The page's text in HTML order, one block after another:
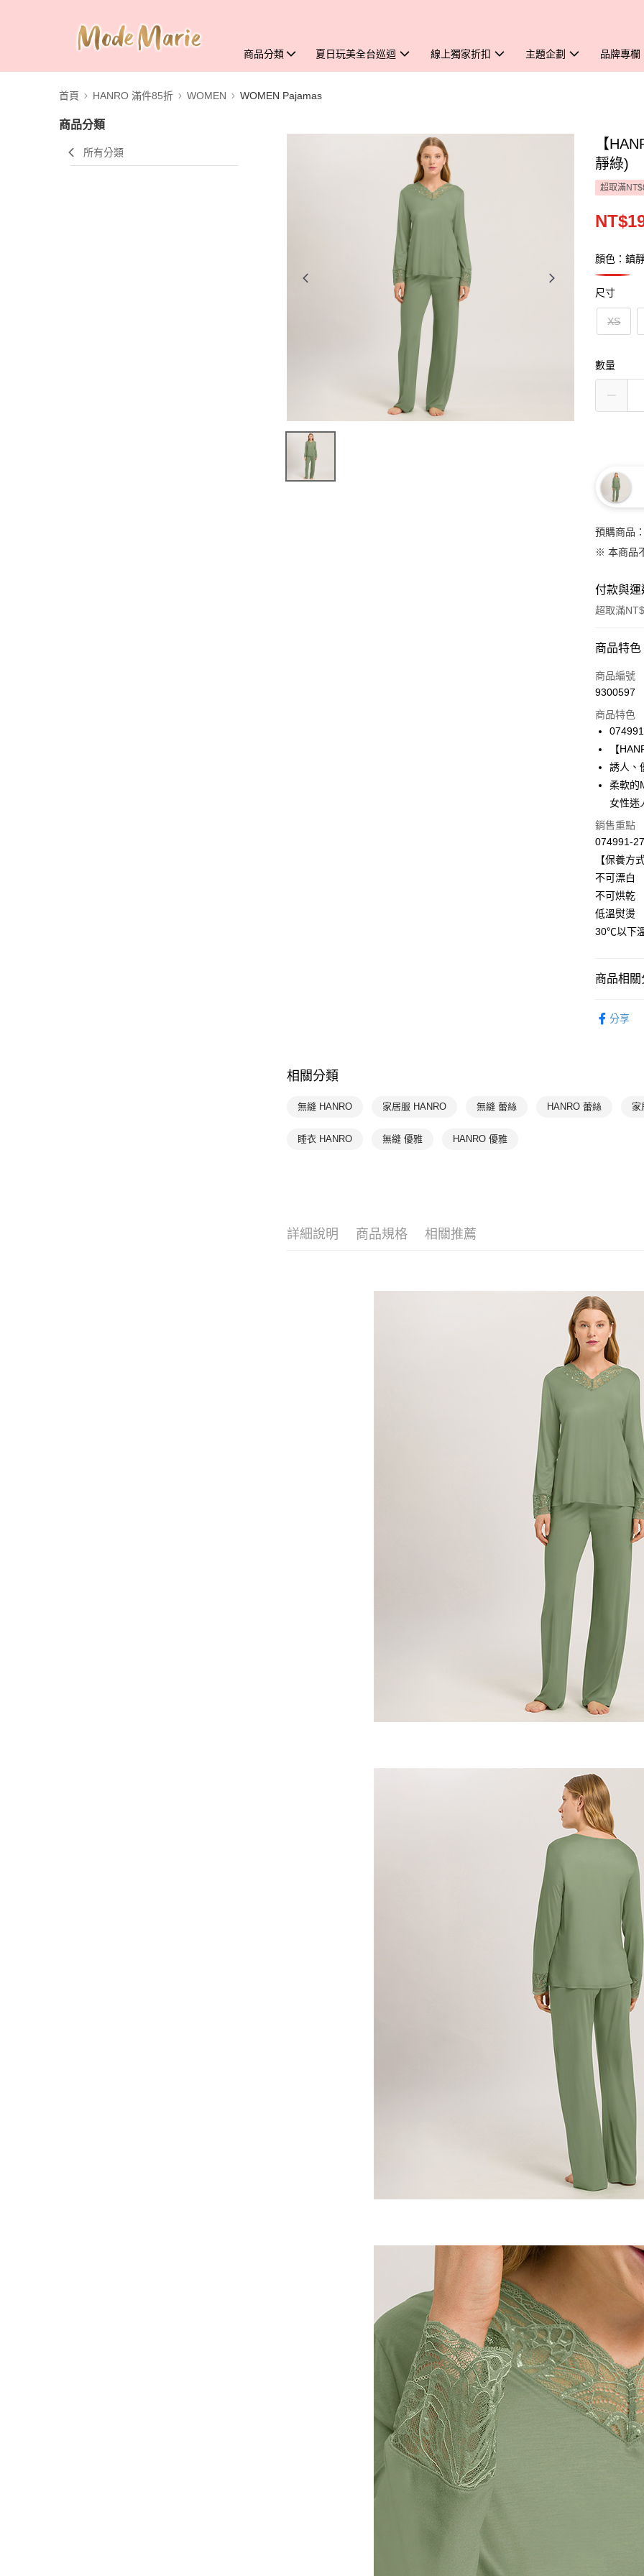
商品分類 夏日玩美全台巡迴 線上獨家折扣 主題企劃 品牌專欄
首頁 HANRO 滿件85折 WOMEN WOMEN Pajamas
商品分類
所有分類
【
靜綠)
超取滿
顏色：鎮
尺寸
XS
數量
預購商品
※ 本商品
付款與
超取滿
付款方式
信用卡一
合作金
華南商
國泰世
臺灣中
匯豐（
聯邦商
玉山商
台新國
台灣樂
LINE Pay
悠遊付
全盈+PAY
ATM付款
運送方式
付款後全
每筆
每筆
商品特色
商品編號
9300597
商品特色
【
誘人、
柔軟的
女性迷
銷售重點
074991-
【保養方
不可漂白
不可烘乾
低溫熨燙
30℃以下
商品相關
分享
相關分類
無縫 HANRO 家居服 HANRO 無縫 蕾絲 HANRO 蕾絲 家
睡衣 HANRO 無縫 優雅 HANRO 優雅
詳細說明 商品規格 相關推薦